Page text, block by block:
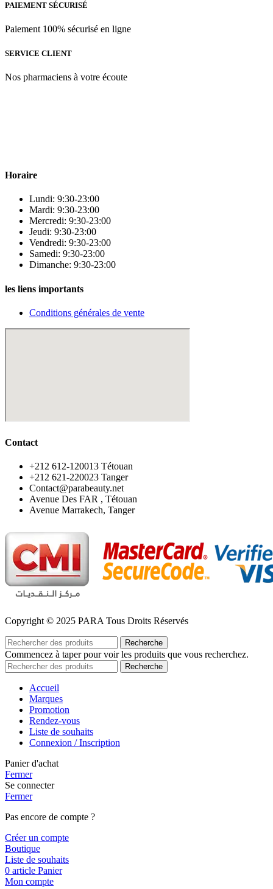
PAIEMENT SÉCURISÉ
Paiement 100% sécurisé en ligne
SERVICE CLIENT
Nos pharmaciens à votre écoute
Horaire
Lundi: 9:30-23:00
Mardi: 9:30-23:00
Mercredi: 9:30-23:00
Jeudi: 9:30-23:00
Vendredi: 9:30-23:00
Samedi: 9:30-23:00
Dimanche: 9:30-23:00
les liens importants
Conditions générales de vente
Contact
‪+212 612-120013 Tétouan
‪+212 621-220023 Tanger
Contact@parabeauty.net
Avenue Des FAR , Tétouan
Avenue Marrakech, Tanger
Copyright © 2025 PARA Tous Droits Réservés
Recherche
Commencez à taper pour voir les produits que vous recherchez.
Recherche
Accueil
Marques
Promotion
Rendez-vous
Liste de souhaits
Connexion / Inscription
Panier d'achat
Fermer
Se connecter
Fermer
Pas encore de compte ?
Créer un compte
Boutique
Liste de souhaits
0 article Panier
Mon compte